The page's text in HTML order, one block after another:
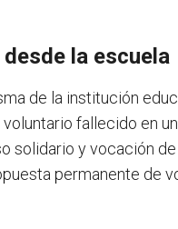
la escuela
de la institución
fallecido en
solidario y vocación
permanente de